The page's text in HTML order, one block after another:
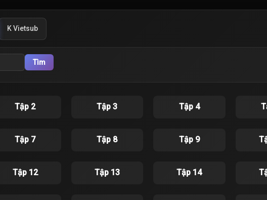
K Vietsub
Tìm
Tập 2 Tập 3 Tập 4
Tập 7 Tập 8 Tập 9
Tập 12 Tập 13 Tập 14